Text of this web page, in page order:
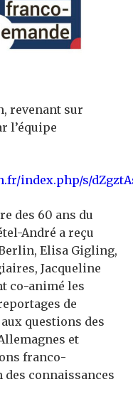
revenant sur
l’équipe
index.php/s/
des 60 ans du
André a reçu
Elisa Gigling,
Jacqueline
co-animé les
de
questions des
et
franco-
connaissances